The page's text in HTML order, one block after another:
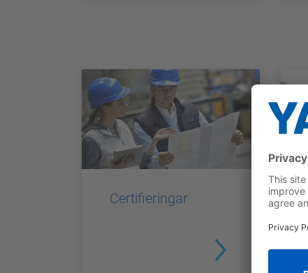
Certifieringar